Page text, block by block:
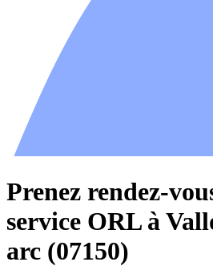
Prenez rendez-
service ORL à
arc (07150)